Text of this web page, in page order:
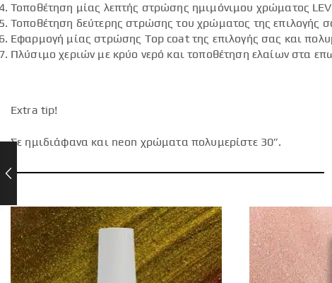
Τοποθέτηση μίας λεπτής στρώσης ημιμόνιμου χρώματος
Τοποθέτηση δεύτερης στρώσης του χρώματος της επιλογής
Εφαρμογή μίας στρώσης Top coat της επιλογής σας και
Πλύσιμο χεριών με κρύο νερό και τοποθέτηση ελαίων στα
Extra tip!
Σε ημιδιάφανα και neon χρώματα πολυμερίστε 30”.